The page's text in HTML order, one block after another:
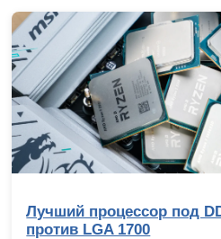
Лучший процессор под
против LGA 1700